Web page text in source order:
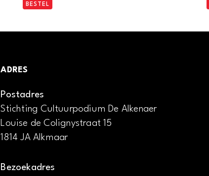
BESTEL
ADRES
Postadres
Stichting Cultuurpodium De Alkenaer
Louise de Colignystraat 15
1814 JA Alkmaar
Bezoekadres